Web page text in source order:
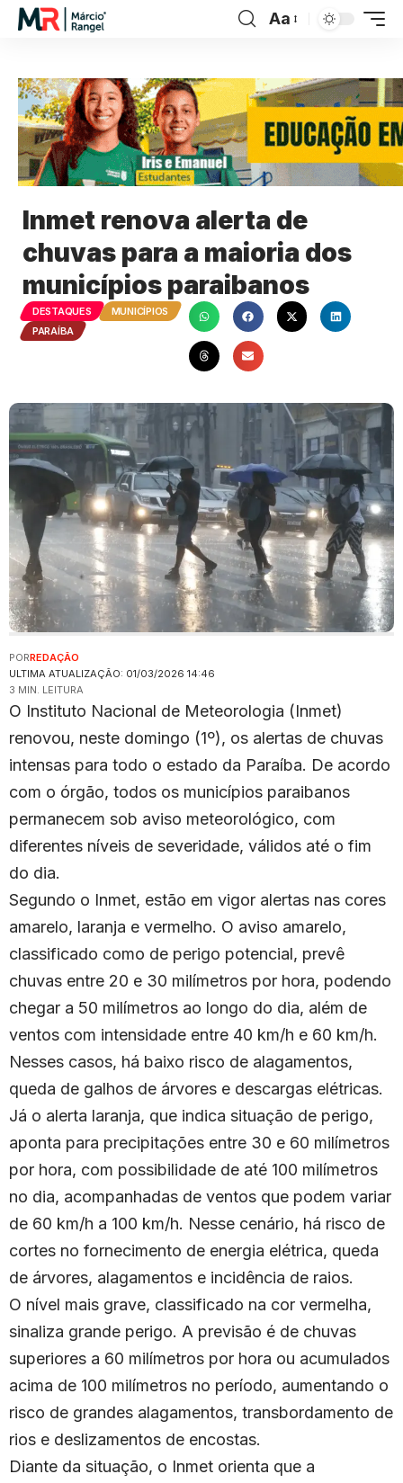
Aa
Inmet renova alerta de
chuvas para a maioria dos
municípios paraibanos
DESTAQUES
MUNICÍPIOS
PARAÍBA
ULTIMA ATUALIZAÇÃO: 01/03/2026 14:46
PORREDAÇÃO
3 MIN. LEITURA
O Instituto Nacional de Meteorologia (Inmet)
renovou, neste domingo (1º), os alertas de chuvas
intensas para todo o estado da Paraíba. De acordo
com o órgão, todos os municípios paraibanos
permanecem sob aviso meteorológico, com
diferentes níveis de severidade, válidos até o fim
do dia.
Segundo o Inmet, estão em vigor alertas nas cores
amarelo, laranja e vermelho. O aviso amarelo,
classificado como de perigo potencial, prevê
chuvas entre 20 e 30 milímetros por hora, podendo
chegar a 50 milímetros ao longo do dia, além de
ventos com intensidade entre 40 km/h e 60 km/h.
Nesses casos, há baixo risco de alagamentos,
queda de galhos de árvores e descargas elétricas.
Já o alerta laranja, que indica situação de perigo,
aponta para precipitações entre 30 e 60 milímetros
por hora, com possibilidade de até 100 milímetros
no dia, acompanhadas de ventos que podem variar
de 60 km/h a 100 km/h. Nesse cenário, há risco de
cortes no fornecimento de energia elétrica, queda
de árvores, alagamentos e incidência de raios.
O nível mais grave, classificado na cor vermelha,
sinaliza grande perigo. A previsão é de chuvas
superiores a 60 milímetros por hora ou acumulados
acima de 100 milímetros no período, aumentando o
risco de grandes alagamentos, transbordamento de
rios e deslizamentos de encostas.
Diante da situação, o Inmet orienta que a